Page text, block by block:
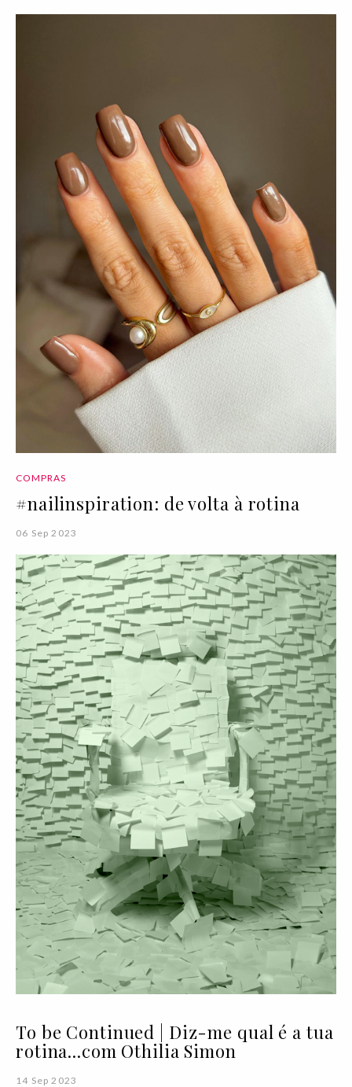
COMPRAS
#nailinspiration: de volta à rotina
06 Sep 2023
To be Continued | Diz-me qual é a tua
rotina...com Othilia Simon
14 Sep 2023